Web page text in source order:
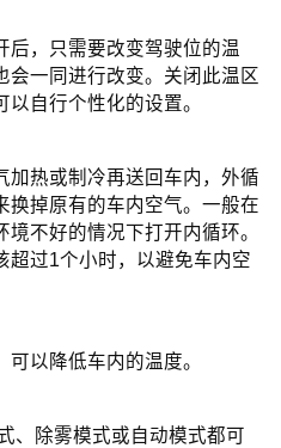
后，只需要改变驾驶位的温
会一同进行改变。关闭此温区
以自行个性化的设置。
加热或制冷再送回车内，外循
换掉原有的车内空气。一般在
不好的情况下打开内循环。
超过1个小时，以避免车内空
以降低车内的温度。
、除雾模式或自动模式都可